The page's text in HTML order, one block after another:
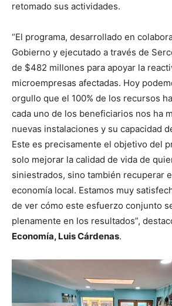
retomado sus actividades.
“El programa, desarrollado en
Gobierno y ejecutado a través de
de $482 millones para apoyar la
microempresas afectadas. Hoy
orgullo que el 100% de los recursos
cada uno de los beneficiarios nos ha
nuevas instalaciones y su capacidad
Este es precisamente el objetivo del
solo mejorar la calidad de vida de
siniestrados, sino también recuperar
economía local. Estamos muy
de ver cómo este esfuerzo conjunto
plenamente en los resultados”,
Economía, Luis Cárdenas.